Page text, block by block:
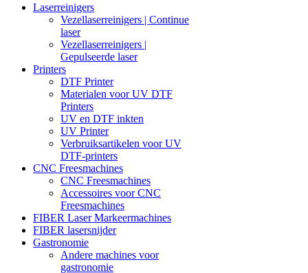
Laserreinigers
Vezellaserreinigers | Continue
laser
Vezellaserreinigers |
Gepulseerde laser
Printers
DTF Printer
Materialen voor UV DTF
Printers
UV en DTF inkten
UV Printer
Verbruiksartikelen voor UV
DTF-printers
CNC Freesmachines
CNC Freesmachines
Accessoires voor CNC
Freesmachines
FIBER Laser Markeermachines
FIBER lasersnijder
Gastronomie
Andere machines voor
gastronomie